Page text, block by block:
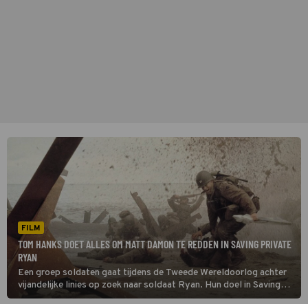
FILM
TOM HANKS DOET ALLES OM MATT DAMON TE REDDEN IN SAVING PRIVATE
RYAN
Een groep soldaten gaat tijdens de Tweede Wereldoorlog achter
vijandelijke linies op zoek naar soldaat Ryan. Hun doel in Saving
Private Ryan: zorgen dat hij veilig thuiskomt.